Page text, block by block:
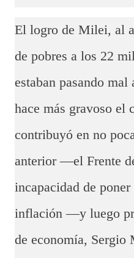
El logro de Milei, al
de pobres a los 22
estaban pasando mal
hace más gravoso el
contribuyó en no
anterior —el Frente
incapacidad de
inflación —y luego
de economía, Sergio